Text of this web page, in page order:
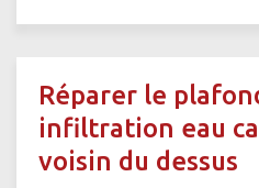
Réparer le
infiltration eau
voisin du dessus